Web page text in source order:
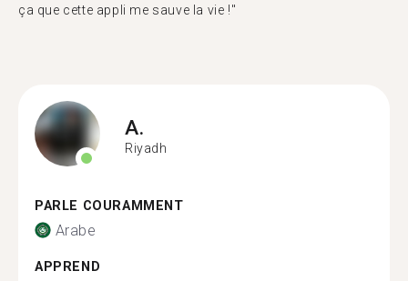
ça que cette appli me sauve la vie !"
A.
Riyadh
PARLE COURAMMENT
Arabe
APPREND